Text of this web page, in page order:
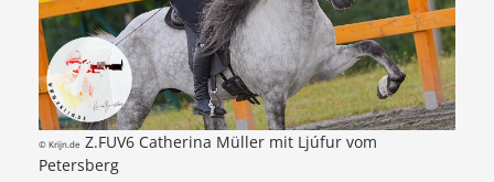
© Krijn.de Z.FUV6 Catherina Müller mit Ljúfur vom
Petersberg